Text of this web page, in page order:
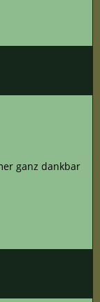
ganz dankbar